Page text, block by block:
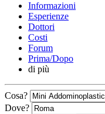
Informazioni
Esperienze
Dottori
Costi
Forum
Prima/Dopo
di più
Cosa?
Dove?